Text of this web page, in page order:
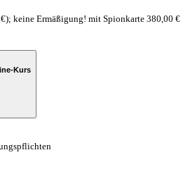
keine Ermäßigung! mit Spionkarte 380,00 €
Live-Online-Kurs